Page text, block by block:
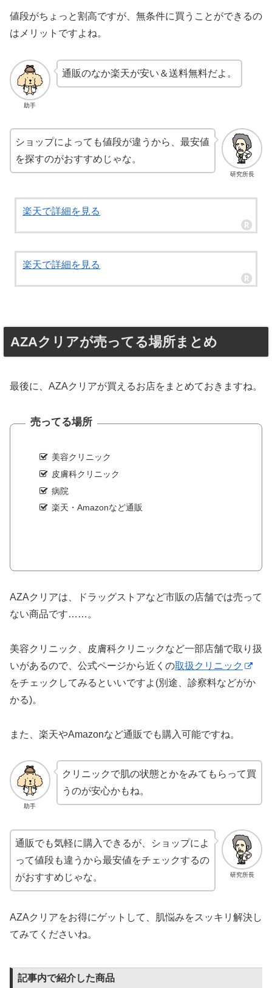
値段がちょっと割高ですが、無条件に買うことができるの
はメリットですよね。
助手
通販のなか楽天が安い＆送料無料だよ。
研究所長
ショップによっても値段が違うから、最安値
を探すのがおすすめじゃな。
楽天で詳細を見る
楽天で詳細を見る
AZAクリアが売ってる場所まとめ
最後に、AZAクリアが買えるお店をまとめておきますね。
売ってる場所
美容クリニック
皮膚科クリニック
病院
楽天・Amazonなど通販
AZAクリアは、ドラッグストアなど市販の店舗では売って
ない商品です……。
美容クリニック、皮膚科クリニックなど一部店舗で取り扱
いがあるので、公式ページから近くの取扱クリニック
をチェックしてみるといいですよ(別途、診察料などがか
かる)。
また、楽天やAmazonなど通販でも購入可能ですね。
助手
クリニックで肌の状態とかをみてもらって買
うのが安心かもね。
研究所長
通販でも気軽に購入できるが、ショップによ
って値段も違うから最安値をチェックするの
がおすすめじゃな。
AZAクリアをお得にゲットして、肌悩みをスッキリ解決し
てみてくださいね。
記事内で紹介した商品